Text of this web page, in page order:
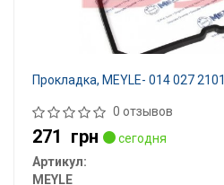
Прокладкa, MEYLE- 014 027 2101
0 отзывов
271 грн
сегодня
Артикул:
MEYLE